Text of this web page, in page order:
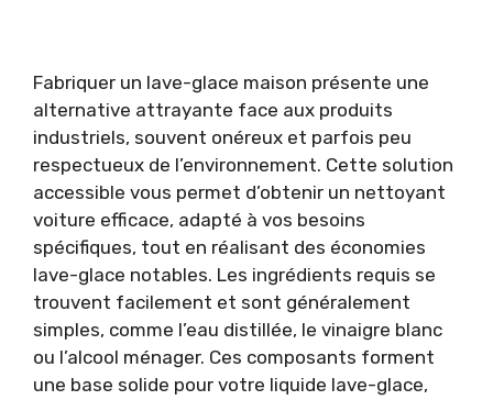
Fabriquer un lave-glace maison présente une
alternative attrayante face aux produits
industriels, souvent onéreux et parfois peu
respectueux de l’environnement. Cette solution
accessible vous permet d’obtenir un nettoyant
voiture efficace, adapté à vos besoins
spécifiques, tout en réalisant des économies
lave-glace notables. Les ingrédients requis se
trouvent facilement et sont généralement
simples, comme l’eau distillée, le vinaigre blanc
ou l’alcool ménager. Ces composants forment
une base solide pour votre liquide lave-glace,